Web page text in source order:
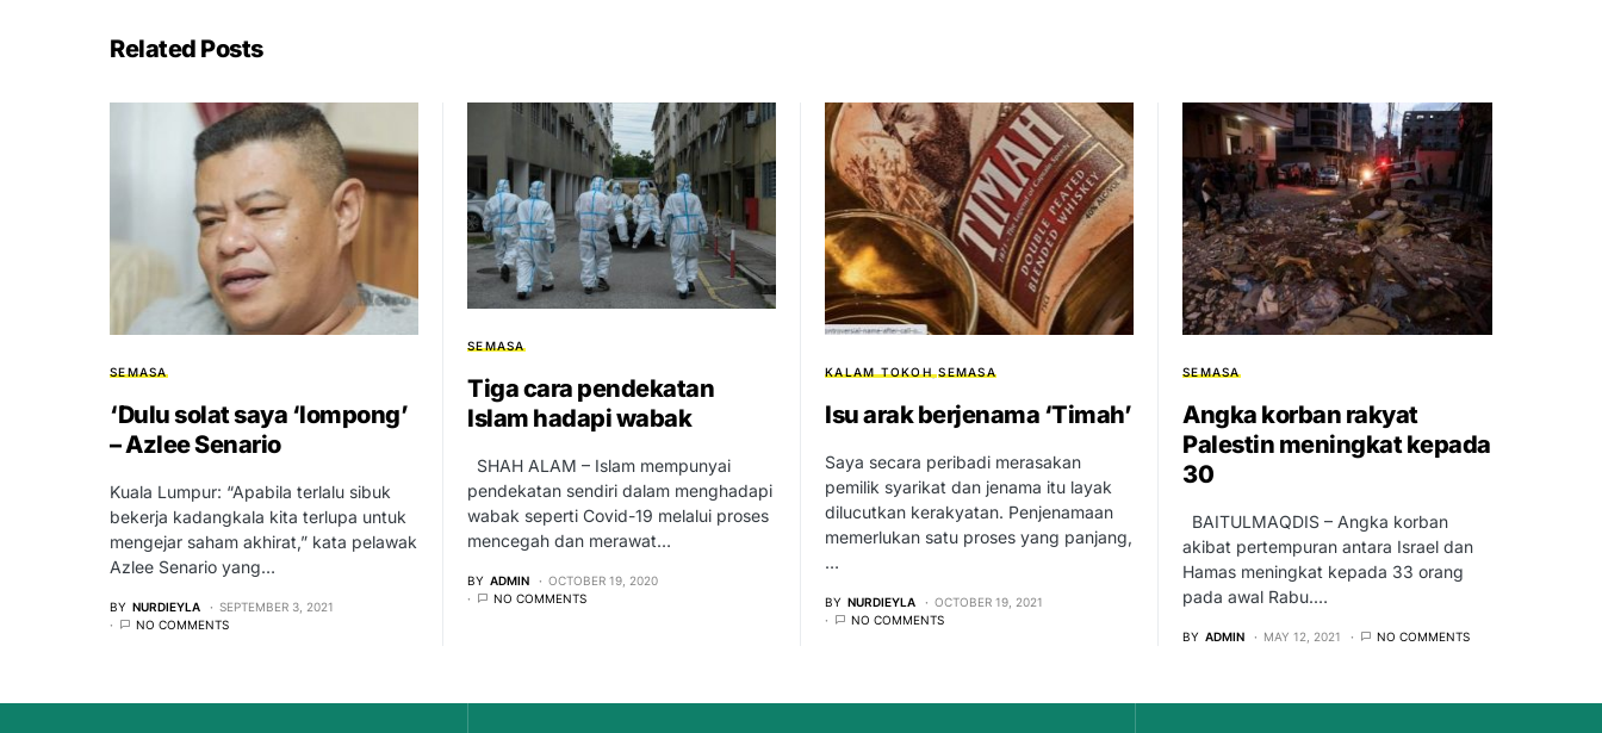
Related Posts
SEMASA
‘Dulu solat saya ‘lompong’
– Azlee Senario
Kuala Lumpur: “Apabila terlalu sibuk
bekerja kadangkala kita terlupa untuk
mengejar saham akhirat,” kata pelawak
Azlee Senario yang…
BY NURDIEYLA
SEPTEMBER 3, 2021
NO COMMENTS
SEMASA
Tiga cara pendekatan
Islam hadapi wabak
SHAH ALAM – Islam mempunyai
pendekatan sendiri dalam menghadapi
wabak seperti Covid-19 melalui proses
mencegah dan merawat…
BY ADMIN
OCTOBER 19, 2020
NO COMMENTS
KALAM TOKOH SEMASA
Isu arak berjenama ‘Timah’
Saya secara peribadi merasakan
pemilik syarikat dan jenama itu layak
dilucutkan kerakyatan. Penjenamaan
memerlukan satu proses yang panjang,
…
BY NURDIEYLA
OCTOBER 19, 2021
NO COMMENTS
SEMASA
Angka korban rakyat
Palestin meningkat kepada
30
BAITULMAQDIS – Angka korban
akibat pertempuran antara Israel dan
Hamas meningkat kepada 33 orang
pada awal Rabu.…
BY ADMIN MAY 12, 2021 NO COMMENTS